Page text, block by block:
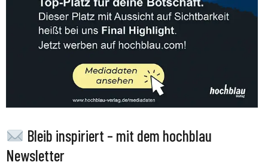
Bleib inspiriert – mit dem hochblau
Newsletter